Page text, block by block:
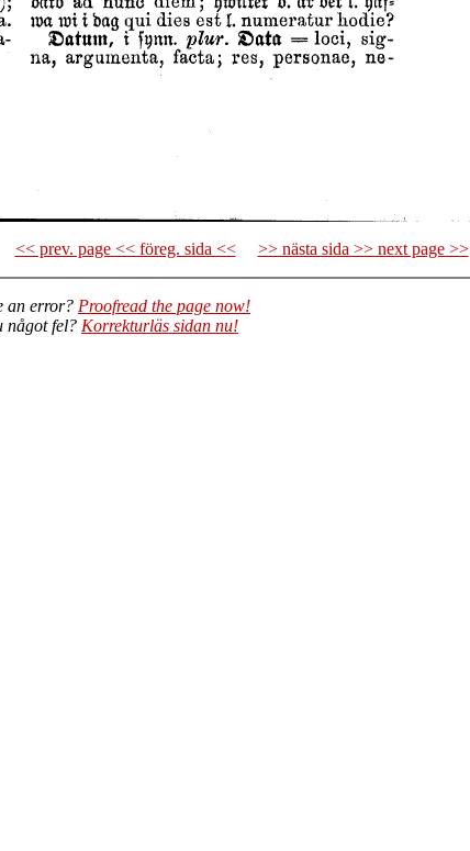
<< prev. page << föreg. sida << >> nästa sida >> next page >>
an error? Proofread the page now!
något fel? Korrekturläs sidan nu!